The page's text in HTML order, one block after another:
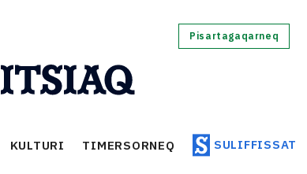
Pisartagaqarneq
KULTURI TIMERSORNEQ SULIFFISSAT